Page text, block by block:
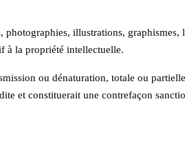
photographies, illustrations,
à la propriété intellectuelle.
ou dénaturation, totale ou
et constituerait une contrefaçon